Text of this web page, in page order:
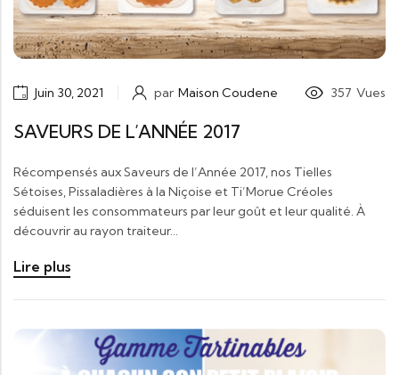
Juin 30, 2021 par Maison Coudene 357 Vues
SAVEURS DE L’ANNÉE 2017
Récompensés aux Saveurs de l’Année 2017, nos Tielles
Sétoises, Pissaladières à la Niçoise et Ti’Morue Créoles
séduisent les consommateurs par leur goût et leur qualité. À
découvrir au rayon traiteur…
Lire plus